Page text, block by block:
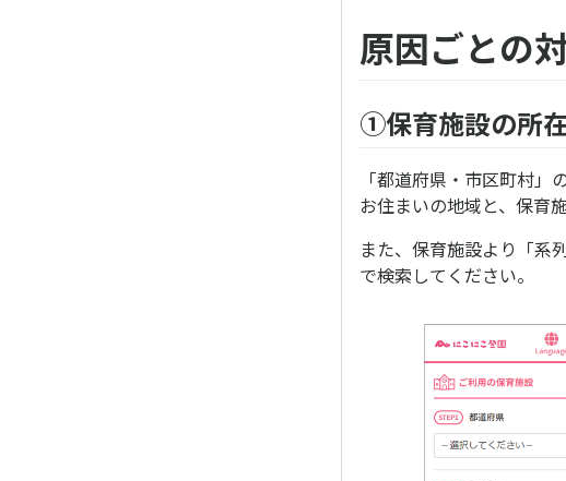
原因ごとの
①保育施設の所
「都道府県・市区町村」
お住まいの地域と、保育
また、保育施設より「系
で検索してください。